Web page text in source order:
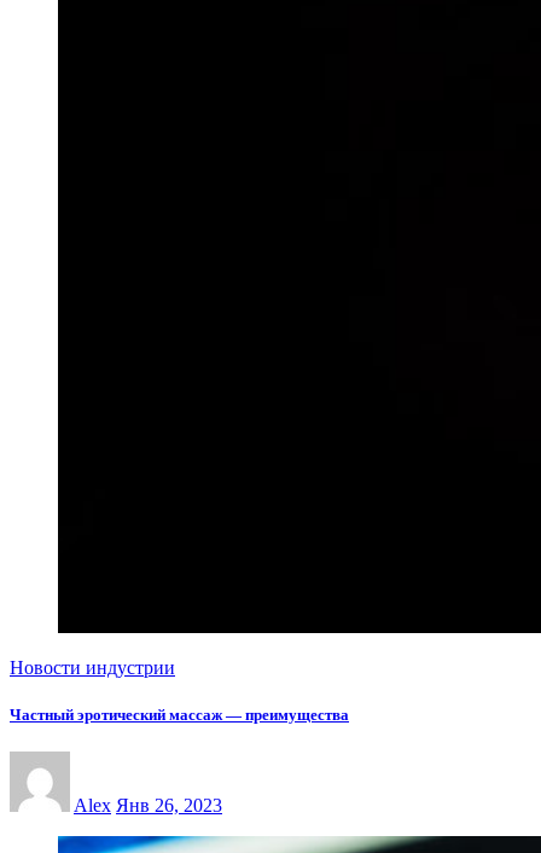
Новости индустрии
Частный эротический массаж — преимущества
Alex Янв 26, 2023